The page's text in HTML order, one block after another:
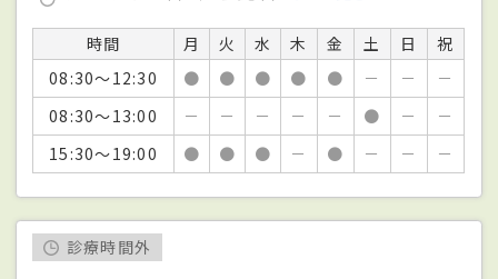
時間 月 火 水 木 金 土 日
祝
08:30～12:30
● ● ● ● ● － －
－
08:30～13:00
－ － － － － ● －
－
15:30～19:00
● ● ● － ● － － －
診療時間外